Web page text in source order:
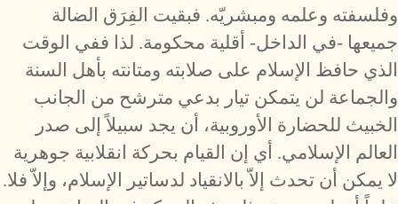
وفلسفته وعلمه ومبشريّه. فبقيت الفِرَق الضالة
جميعها -في الداخل- أقلية محكومة. لذا ففي الوقت
الذي حافظ الإسلام على صلابته ومتانته بأهل السنة
والجماعة لن يتمكن تيار بدعي مترشح من الجانب
الخبيث للحضارة الأوروبية، أن يجد سبيلاً إلى صدر
العالم الإسلامي. أي إن القيام بحركة انقلابية جوهرية
لا يمكن أن تحدث إلاّ بالانقياد لدساتير الإسلام، وإلاّ فلا.